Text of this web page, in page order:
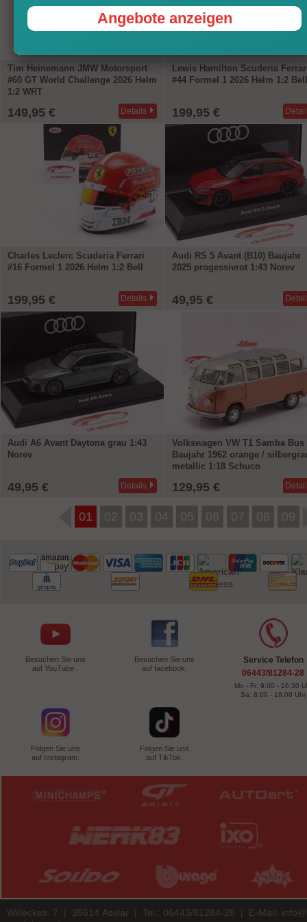
Tim Heinemann JMW Motorsport
#60 GT World Challenge 2026 Helm
1:2 WRT
149,95 € Details
Lewis Hamilton Scuderia
#44 Formel 1 2026 Helm 1:2 Bell
199,95 €
Charles Leclerc Scuderia Ferrari
#16 Formel 1 2026 Helm 1:2 Bell
199,95 € Details
Audi RS 5 Avant (B10) Baujahr
2025 progessivrot 1:43 Norev
49,95 €
Audi A6 Avant Daytona grau 1:43
Norev
49,95 € Details
Volkswagen VW T1 Samba Bus
Baujahr 1962 orange /
metallic 1:18 Schuco
129,95 €
01 02 03 04 05 06 07 08 09
Besuchen Sie uns
auf YouTube .
Besuchen Sie uns
auf facebook.
Folgen Sie uns
auf Instagram.
Folgen Sie uns
auf TikTok.
Service Telefon
06443/81284-28
Mo - Fr: 9:00 - 16:30
Sa: 8:00 - 18:00 Uhr
Willeckstr. 7 | 35614 Asslar | Tel.: 06443/81284-28 | E-Mail:
Angebote anzeigen